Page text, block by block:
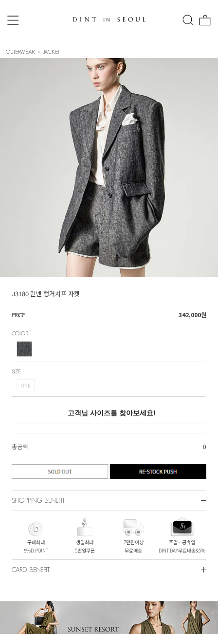
OUTERWEAR JACKET
J3180 린넨 행거치프 자켓
PRICE 342,000원
COLOR
SIZE
ONE
총금액 0
SHOPPING BENEFIT
구매최대
5%D.POINT
생일최대
5만원쿠폰
7만원이상
무료배송
주말ㆍ공휴일
DINT DAY무료배송&5%
CARD BENEFIT